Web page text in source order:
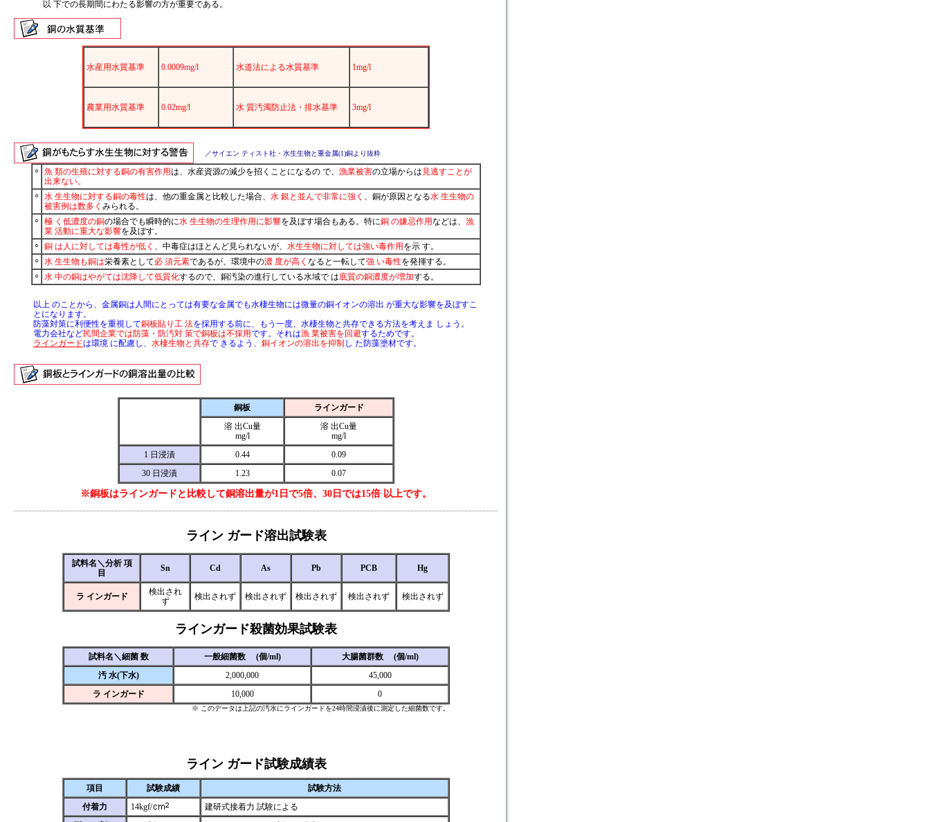
以 下での長期間にわたる影響の方が重要である。
水産用水質基準 0.0009mg/l 水道法による水質基準 1mg/l
農業用水質基準 0.02mg/l 水 質汚濁防止法・排水基準 3mg/l
／サイエン ティスト社・水生生物と重金属(1)銅より抜粋
○ 魚 類の生殖に対する銅の有害作用は、水産資源の減少を招くことになるの で、 漁業被害の立場からは 見逃すことが
出来ない。
○ 水 生生物に対する銅の毒性は、他の重金属と比較した場合、 水 銀と並んで非常に強く 、銅が原因となる水 生生物の
被害例は数多く みられる。
○ 極 く低濃度の銅の場合でも瞬時的に水 生生物の生理作用に影響を及ぼす場合もある。特に銅 の嫌忌作用などは、 漁
業 活動に重大な影響を及ぼす。
○ 銅 は人に対しては毒性が低く 、中毒症はほとんど見られないが、 水生生物に対しては強い毒作用 を示 す。
○ 水 生生物も銅は栄養素として必 須元素であるが、環境中の濃 度が高く なると一転して強 い毒性を発揮する。
○ 水 中の銅はやがては沈降して低質化するので、銅汚染の進行している水域で は底質の銅濃度が増加する。
以上 のことから、金属銅は人間にとっては有要な金属でも水棲生物には微量の銅イオンの溶出 が重大な影響を及ぼすこ
とになります。
防藻対策に利便性を重視して銅板貼り工 法を採用する前に、もう一度、水棲生物と共存できる方法を考えま しょう。
電力会社など民間企業では防藻・防汚対 策で銅板は不採用です。それは漁 業被害を回避するためです。
ラインガードは環境 に配慮し、 水棲生物と共存で きるよう、 銅イオンの溶出を抑制 し た防藻塗材です。
銅板
ラインガード
溶 出Cu量
mg/l
溶 出Cu量
mg/l
1 日浸漬
0.44
0.09
30 日浸漬
1.23 0.07
※銅板はラインガードと比較して銅溶出量が1日で5倍、30日では15倍 以上です。
ライン ガード溶出試験表
試料名＼分析 項
目
Sn Cd As Pb PCB Hg
ラ インガード
検出され
ず
検出されず 検出されず 検出されず 検出されず 検出されず
ラインガード殺菌効果試験表
試料名＼細菌 数 一般細菌数 (個/ml)
大腸菌群数 (個/ml)
汚 水(下水)
2,000,000
45,000
ラ インガード
10,000 0
※ このデータは上記の汚水にラインガードを24時間浸漬後に測定した細菌数です。
ライン ガード試験成績表
項目 試験成績
試験方法
付着力
14kgf/
建研式接着力 試験による